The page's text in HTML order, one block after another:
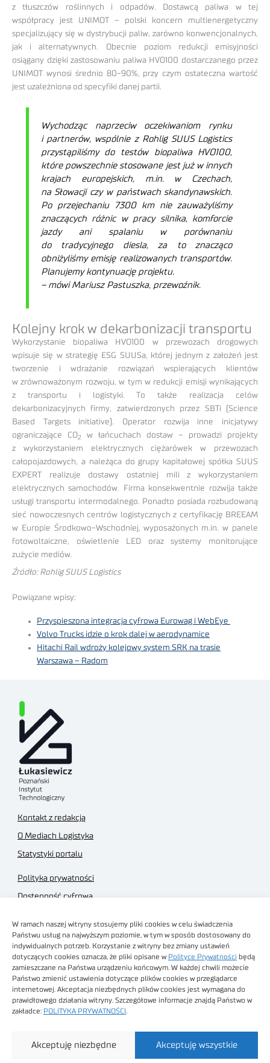
W ramach naszej witryny stosujemy pliki cookies w celu świadczenia
Państwu usług na najwyższym poziomie, w tym w sposób dostosowany do
indywidualnych potrzeb. Korzystanie z witryny bez zmiany ustawień
dotyczących cookies oznacza, że pliki opisane w Polityce Prywatności będą
zamieszczane na Państwa urządzeniu końcowym. W każdej chwili możecie
Państwo zmienić ustawienia dotyczące plików cookies w przeglądarce
internetowej. Akceptacja niezbędnych plików cookies jest wymagana do
prawidłowego działania witryny. Szczegółowe informacje znajdą Państwo w
zakładce: POLITYKA PRYWATNOŚCI
Akceptuję wszystkie
Akceptuję niezbędne
z tłuszczów roślinnych i odpadów. Dostawcą paliwa w tej
współpracy jest UNIMOT – polski koncern multienergetyczny
specjalizujący się w dystrybucji paliw, zarówno konwencjonalnych,
jak i alternatywnych. Obecnie poziom redukcji emisyjności
osiągany dzięki zastosowaniu paliwa HVO100 dostarczanego przez
UNIMOT wynosi średnio 80-90%, przy czym ostateczna wartość
jest uzależniona od specyfiki danej partii.
Wychodząc naprzeciw oczekiwaniom rynku
i partnerów, wspólnie z Rohlig SUUS Logistics
przystąpiliśmy do testów biopaliwa HVO100,
które powszechnie stosowane jest już w innych
krajach europejskich, m.in. w Czechach,
na Słowacji czy w państwach skandynawskich.
Po przejechaniu 7300 km nie zauważyliśmy
znaczących różnic w pracy silnika, komforcie
jazdy ani spalaniu w porównaniu
do tradycyjnego diesla, za to znacząco
obniżyliśmy emisję realizowanych transportów.
Planujemy kontynuację projektu.
– mówi Mariusz Pastuszka, przewoźnik.
Kolejny krok w dekarbonizacji transportu
Wykorzystanie biopaliwa HVO100 w przewozach drogowych
wpisuje się w strategię ESG SUUSa, której jednym z założeń jest
tworzenie i wdrażanie rozwiązań wspierających klientów
w zrównoważonym rozwoju, w tym w redukcji emisji wynikających
z transportu i logistyki. To także realizacja celów
dekarbonizacyjnych firmy, zatwierdzonych przez SBTi (Science
Based Targets initiative). Operator rozwija inne inicjatywy
ograniczające CO2
w łańcuchach dostaw – prowadzi projekty
z wykorzystaniem elektrycznych ciężarówek w przewozach
całopojazdowych, a należąca do grupy kapitałowej spółka SUUS
EXPERT realizuje dostawy ostatniej mili z wykorzystaniem
elektrycznych samochodów. Firma konsekwentnie rozwija także
usługi transportu intermodalnego. Ponadto posiada rozbudowaną
sieć nowoczesnych centrów logistycznych z certyfikację BREEAM
w Europie Środkowo-Wschodniej, wyposażonych m.in. w panele
fotowoltaiczne, oświetlenie LED oraz systemy monitorujące
zużycie mediów.
Źródło: Rohlig SUUS Logistics
Powiązane wpisy:
Przyspieszona integracja cyfrowa Eurowag i WebEye
Volvo Trucks idzie o krok dalej w aerodynamice
Hitachi Rail wdroży kolejowy system SRK na trasie
Warszawa – Radom
Kontakt z redakcją
O Mediach Logistyka
Statystyki portalu
Polityka prywatności
Dostępność cyfrowa
Regulamin sklepu
Obrazy stockowe
autorstwa
Technologiczny